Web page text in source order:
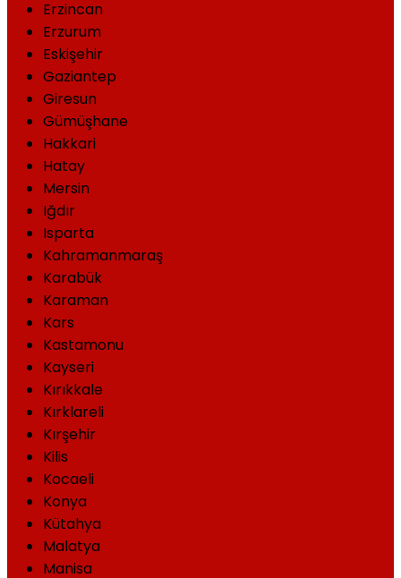
Erzincan
Erzurum
Eskişehir
Gaziantep
Giresun
Gümüşhane
Hakkari
Hatay
Mersin
Iğdır
Isparta
Kahramanmaraş
Karabük
Karaman
Kars
Kastamonu
Kayseri
Kırıkkale
Kırklareli
Kırşehir
Kilis
Kocaeli
Konya
Kütahya
Malatya
Manisa